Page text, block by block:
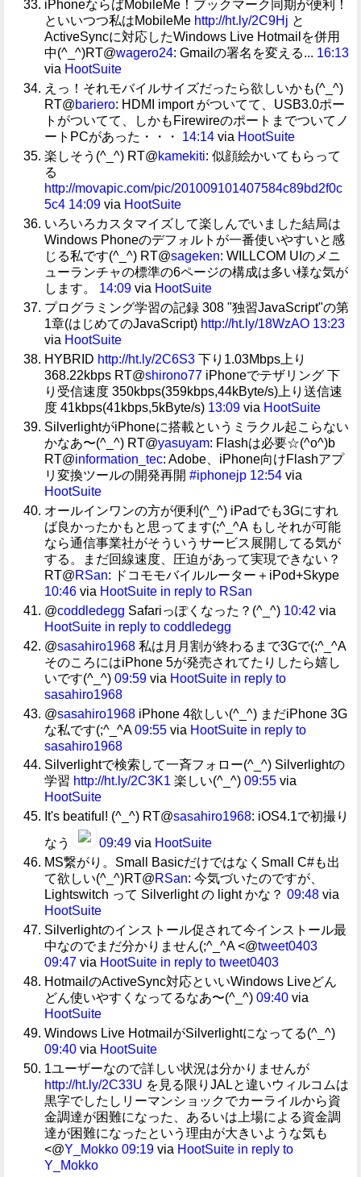
iPhoneならばMobileMe！ブックマーク同期が便利！
といいつつ私はMobileMe http://ht.ly/2C9Hj と
ActiveSyncに対応したWindows Live Hotmailを併用
中(^_^)RT@wagero24: Gmailの署名を変える... 16:13
via HootSuite
えっ！それモバイルサイズだったら欲しいかも(^_^)
RT@bariero: HDMI import がついてて、USB3.0ポー
トがついてて、しかもFirewireのポートまでついてノ
ートPCがあった・・・
14:14 via HootSuite
楽しそう(^_^) RT@kamekiti: 似顔絵かいてもらって
る
http://movapic.com/pic/201009101407584c89bd2f0c
5c4 14:09 via HootSuite
いろいろカスタマイズして楽しんでいました結局は
Windows Phoneのデフォルトが一番使いやすいと感
じる私です(^_^) RT@sageken: WILLCOM UIのメニ
ューランチャの標準の6ページの構成は多い様な気が
します。
14:09 via HootSuite
プログラミング学習の記録 308 "独習JavaScript"の第
1章(はじめてのJavaScript) http://ht.ly/18WzAO 13:23
via HootSuite
HYBRID http://ht.ly/2C6S3 下り1.03Mbps上り
368.22kbps RT@shirono77 iPhoneでテザリング 下
り受信速度 350kbps(359kbps,44kByte/s)上り送信速
度 41kbps(41kbps,5kByte/s) 13:09 via HootSuite
SilverlightがiPhoneに搭載というミラクル起こらない
かなあ〜(^_^) RT@yasuyam: Flashは必要☆(^o^)b
RT@information_tec: Adobe、iPhone向けFlashアプ
リ変換ツールの開発再開 #iphonejp 12:54 via
HootSuite
オールインワンの方が便利(^_^) iPadでも3Gにすれ
ば良かったかもと思ってます(;^_^A もしそれが可能
なら通信事業社がそういうサービス展開してる気が
する。まだ回線速度、圧迫があって実現できない？
RT@RSan: ドコモモバイルルーター＋iPod+Skype
10:46 via HootSuite in reply to RSan
@coddledegg Safariっぽくなった？(^_^) 10:42 via
HootSuite in reply to coddledegg
@sasahiro1968 私は月月割が終わるまで3Gで(;^_^A
そのころにはiPhone 5が発売されてたりしたら嬉し
いです(^_^) 09:59 via HootSuite in reply to
sasahiro1968
@sasahiro1968 iPhone 4欲しい(^_^) まだiPhone 3G
な私です(;^_^A 09:55 via HootSuite in reply to
sasahiro1968
Silverlightで検索して一斉フォロー(^_^) Silverlightの
学習 http://ht.ly/2C3K1 楽しい(^_^) 09:55 via
HootSuite
It's beatiful! (^_^) RT@sasahiro1968: iOS4.1で初撮り
なう
09:49 via HootSuite
MS繋がり。Small BasicだけではなくSmall C#も出
て欲しい(^_^)RT@RSan: 今気づいたのですが、
Lightswitch って Silverlight の light かな？ 09:48 via
HootSuite
Silverlightのインストール促されて今インストール最
中なのでまだ分かりません(;^_^A <@tweet0403
09:47 via HootSuite in reply to tweet0403
HotmailのActiveSync対応といいWindows Liveどん
どん使いやすくなってるなあ〜(^_^) 09:40 via
HootSuite
Windows Live HotmailがSilverlightになってる(^_^)
09:40 via HootSuite
1ユーザーなので詳しい状況は分かりませんが
http://ht.ly/2C33U を見る限りJALと違いウィルコムは
黒字でしたしリーマンショックでカーライルから資
金調達が困難になった、あるいは上場による資金調
達が困難になったという理由が大きいような気も
<@Y_Mokko 09:19 via HootSuite in reply to
Y_Mokko